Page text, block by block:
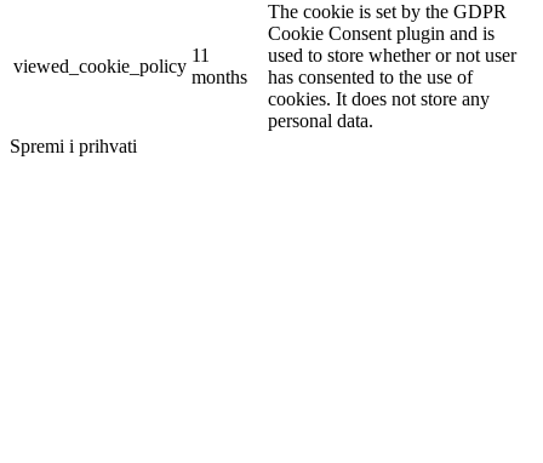
viewed_cookie_policy
11
months
The cookie is set by the GDPR
Cookie Consent plugin and is
used to store whether or not user
has consented to the use of
cookies. It does not store any
personal data.
Spremi i prihvati